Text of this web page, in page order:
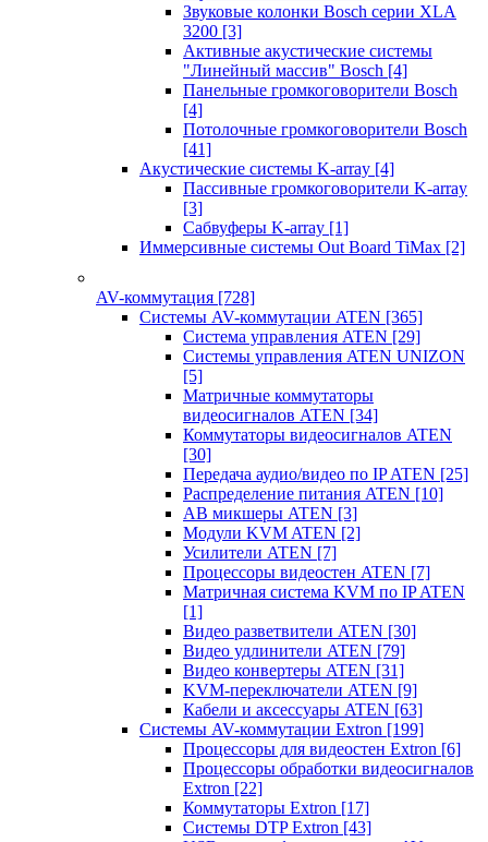
Звуковые колонки Bosch серии XLA
3200 [3]
Активные акустические системы
"Линейный массив" Bosch [4]
Панельные громкоговорители Bosch
[4]
Потолочные громкоговорители Bosch
[41]
Акустические системы K-array [4]
Пассивные громкоговорители K-array
[3]
Сабвуферы K-array [1]
Иммерсивные системы Out Board TiMax [2]
AV-коммутация [728]
Системы AV-коммутации ATEN [365]
Система управления ATEN [29]
Системы управления ATEN UNIZON
[5]
Матричные коммутаторы
видеосигналов ATEN [34]
Коммутаторы видеосигналов ATEN
[30]
Передача аудио/видео по IP ATEN [25]
Распределение питания ATEN [10]
АВ микшеры ATEN [3]
Модули KVM ATEN [2]
Усилители ATEN [7]
Процессоры видеостен ATEN [7]
Матричная система KVM по IP ATEN
[1]
Видео разветвители ATEN [30]
Видео удлинители ATEN [79]
Видео конвертеры ATEN [31]
KVM-переключатели ATEN [9]
Кабели и аксессуары ATEN [63]
Системы AV-коммутации Extron [199]
Процессоры для видеостен Extron [6]
Процессоры обработки видеосигналов
Extron [22]
Коммутаторы Extron [17]
Системы DTP Extron [43]